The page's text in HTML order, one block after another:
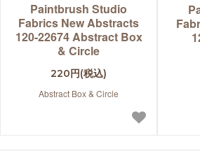
Paintbrush Studio
Fabrics New Abstracts
120-22674 Abstract Box
& Circle
220円(税込)
Abstract Box & Circle